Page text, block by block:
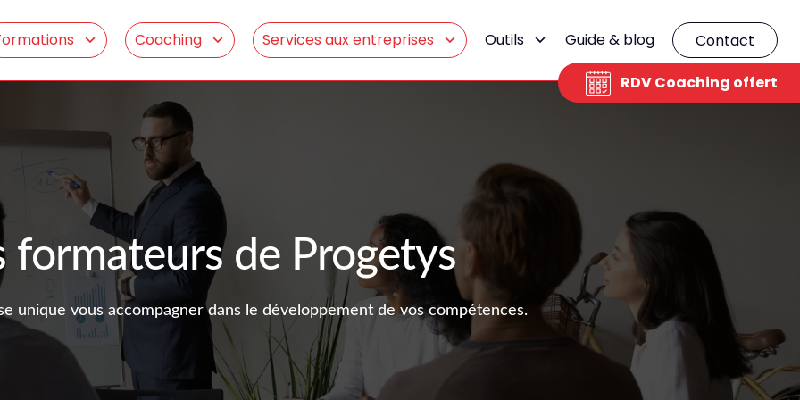
Coaching Services aux entreprises Outils Guide & blog Contact
RDV Coaching offert
formateurs de Progetys
unique vous accompagner dans le développement de vos compétences.